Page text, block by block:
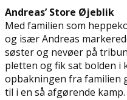
Andreas’ Store Øjeblik
Med familien som
og især Andreas
søster og nevøer på
pletten og fik sat bolden i
opbakningen fra familien
til i en så afgørende kamp.